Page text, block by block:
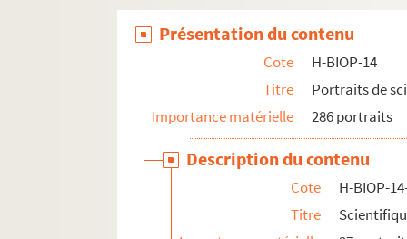
H-BIOP-14-6-30. Lord Stanley
H-BIOP-14-6-31. Lord Stanley
H-BIOP-14-6-32. Lord Stanley
H-BIOP-14-6-33. Stephenson Robert
H-BIOP-14-6-34. Stephenson Robert
H-BIOP-14-6-35. Nicolaas Struyck
H-BIOP-14-6-36. Succi
H-BIOP-14-6-37. Capitaine Sylvestre
Présentation du contenu
Cote
H-BIOP-14
Titre
Portraits de
Importance matérielle
286 portraits
Description du contenu
Cote
H-BIOP-
Titre